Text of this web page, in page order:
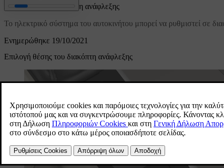
Ενημερώθηκε 19/10/2021
Επιλογή θέσης διακόπτη ανάφλεξης
Το ηλεκτρικό σύστημα του αυτοκινήτου μπορεί να ρυθμιστεί σε
Επιλογή θέσης του διακόπτη ανάφλεξης